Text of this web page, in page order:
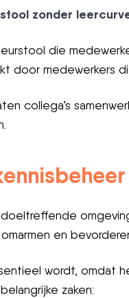
zonder
die
door
collega’s
en
wordt,
zaken: